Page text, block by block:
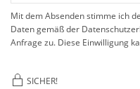
Mit dem Absenden stimme ich
Daten gemäß der
Anfrage zu. Diese Einwilligung
SICHER!